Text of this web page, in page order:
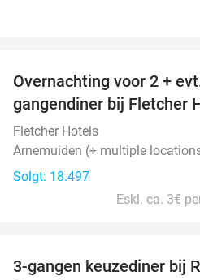
Overnachting voor 2 +
gangendiner bij Fletcher
Fletcher Hotels
Arnemuiden (+ multiple
Solgt: 18.497
Eskl. ca. 3€
3-gangen keuzediner bij